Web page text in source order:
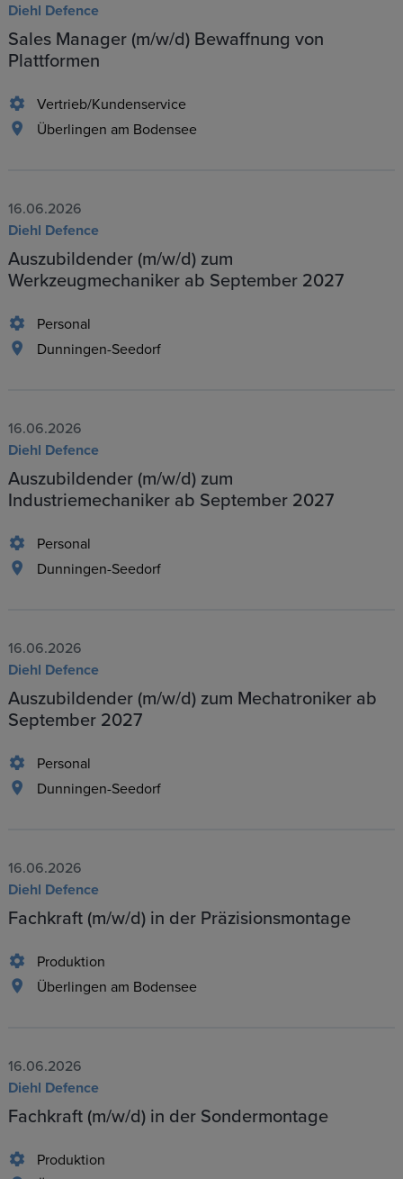
Diehl Defence
Sales Manager (m/w/d) Bewaffnung von
Plattformen
Vertrieb/Kundenservice
Überlingen am Bodensee
16.06.2026
Diehl Defence
Auszubildender (m/w/d) zum
Werkzeugmechaniker ab September 2027
Personal
Dunningen-Seedorf
16.06.2026
Diehl Defence
Auszubildender (m/w/d) zum
Industriemechaniker ab September 2027
Personal
Dunningen-Seedorf
16.06.2026
Diehl Defence
Auszubildender (m/w/d) zum Mechatroniker ab
September 2027
Personal
Dunningen-Seedorf
16.06.2026
Diehl Defence
Fachkraft (m/w/d) in der Präzisionsmontage
Produktion
Überlingen am Bodensee
16.06.2026
Diehl Defence
Fachkraft (m/w/d) in der Sondermontage
Produktion